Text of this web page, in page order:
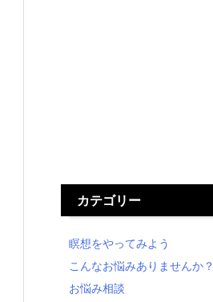
カテゴリー
瞑想をやってみよう
こんなお悩みありませんか？
お悩み相談